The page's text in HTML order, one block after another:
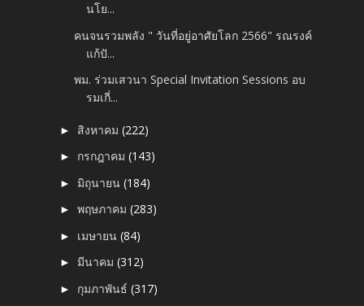
นโย...
คนจนรวมพลัง " วันที่อยู่อาศัยโลก 2566" รณรงค์
แก้ปั...
พม. ร่วมเสวนา Special Invitation Sessions อบ
รมเกี่...
► สิงหาคม(222)
► กรกฎาคม(143)
► มิถุนายน(184)
►พฤษภาคม(283)
► เมษายน(84)
► มีนาคม(312)
► กุมภาพันธ์(317)